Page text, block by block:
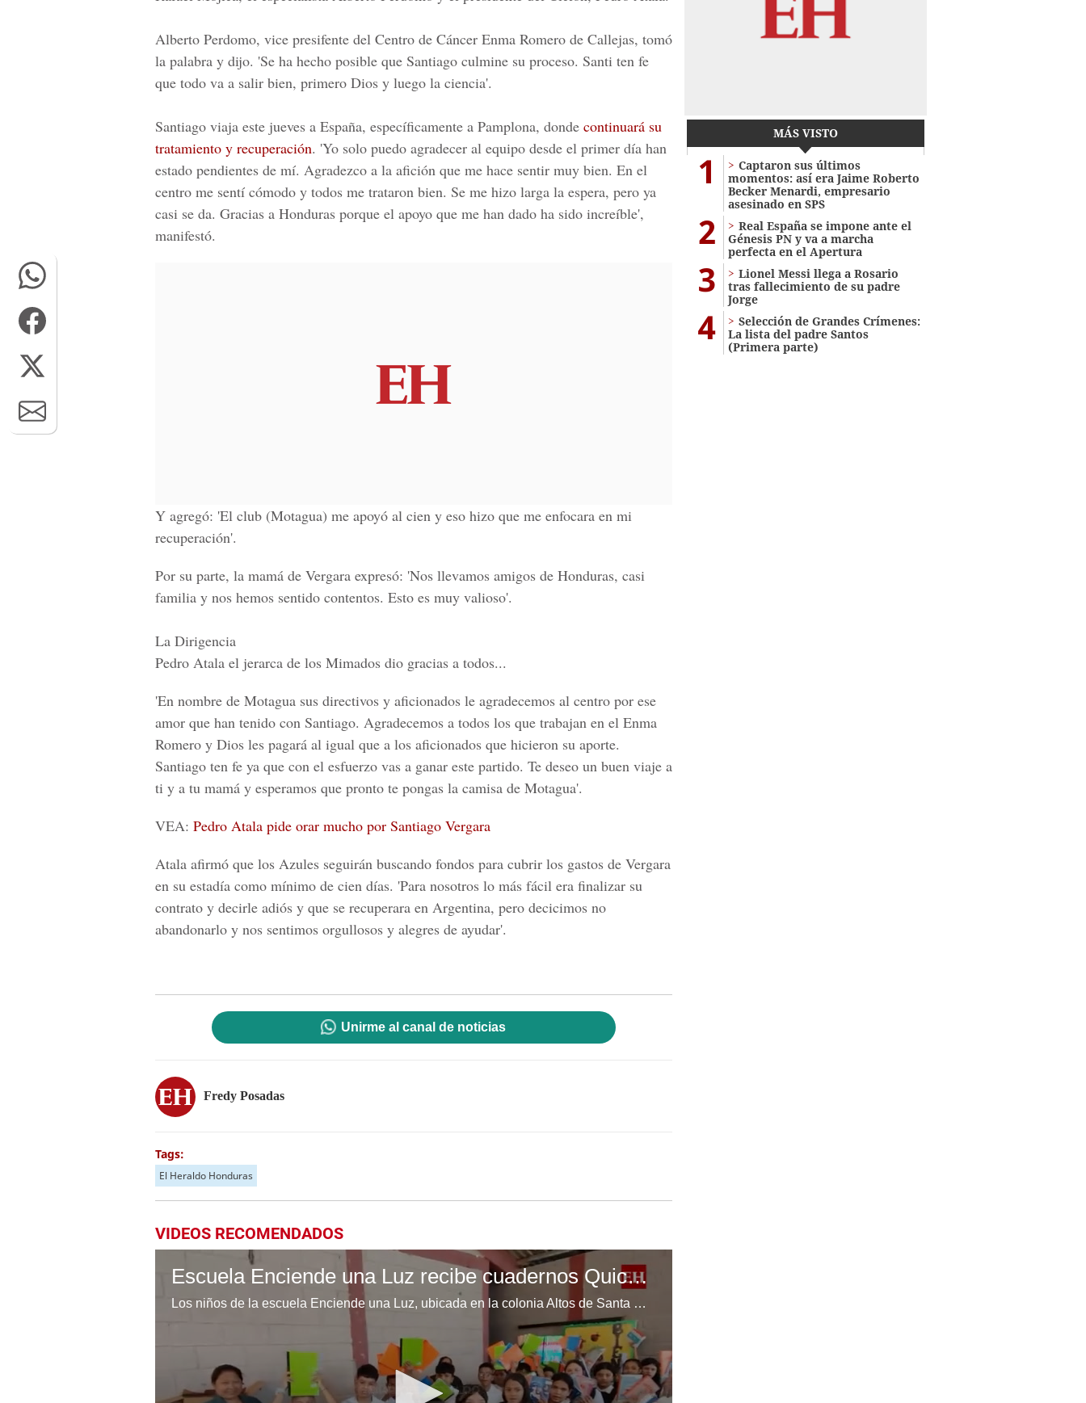
Alberto Perdomo, vice presifente del Centro de Cáncer Enma Romero de Callejas, tomó
la palabra y dijo. 'Se ha hecho posible que Santiago culmine su proceso. Santi ten fe
que todo va a salir bien, primero Dios y luego la ciencia'.
Santiago viaja este jueves a España, específicamente a Pamplona, donde continuará su
tratamiento y recuperación. 'Yo solo puedo agradecer al equipo desde el primer día han
estado pendientes de mí. Agradezco a la afición que me hace sentir muy bien. En el
centro me sentí cómodo y todos me trataron bien. Se me hizo larga la espera, pero ya
casi se da. Gracias a Honduras porque el apoyo que me han dado ha sido increíble',
manifestó.
Y agregó: 'El club (Motagua) me apoyó al cien y eso hizo que me enfocara en mi
recuperación'.
Por su parte, la mamá de Vergara expresó: 'Nos llevamos amigos de Honduras, casi
familia y nos hemos sentido contentos. Esto es muy valioso'.
La Dirigencia
Pedro Atala el jerarca de los Mimados dio gracias a todos...
'En nombre de Motagua sus directivos y aficionados le agradecemos al centro por ese
amor que han tenido con Santiago. Agradecemos a todos los que trabajan en el Enma
Romero y Dios les pagará al igual que a los aficionados que hicieron su aporte.
Santiago ten fe ya que con el esfuerzo vas a ganar este partido. Te deseo un buen viaje a
ti y a tu mamá y esperamos que pronto te pongas la camisa de Motagua'.
VEA: Pedro Atala pide orar mucho por Santiago Vergara
Atala afirmó que los Azules seguirán buscando fondos para cubrir los gastos de Vergara
en su estadía como mínimo de cien días. 'Para nosotros lo más fácil era finalizar su
contrato y decirle adiós y que se recuperara en Argentina, pero decicimos no
abandonarlo y nos sentimos orgullosos y alegres de ayudar'.
Unirme al canal de noticias
Fredy Posadas
Tags:
El Heraldo Honduras
VIDEOS RECOMENDADOS
Escuela Enciende una Luz recibe cuadernos Quick, gracias a la Maratón del Saber
Los niños de la escuela Enciende una Luz, ubicada en la colonia Altos de Santa Rosa, al sur de Tegucigalpa, recibieron cuadernos Quick como parte de la Campaña Maratón del Saber.
MÁS VISTO
1
Captaron sus últimos
momentos: así era Jaime Roberto
Becker Menardi​​​, empresario
asesinado en SPS
2
Real España se impone ante el
Génesis PN y va a marcha
perfecta en el Apertura
3
Lionel Messi llega a Rosario
tras fallecimiento de su padre
Jorge
4
Selección de Grandes Crímenes:
La lista del padre Santos
(Primera parte)